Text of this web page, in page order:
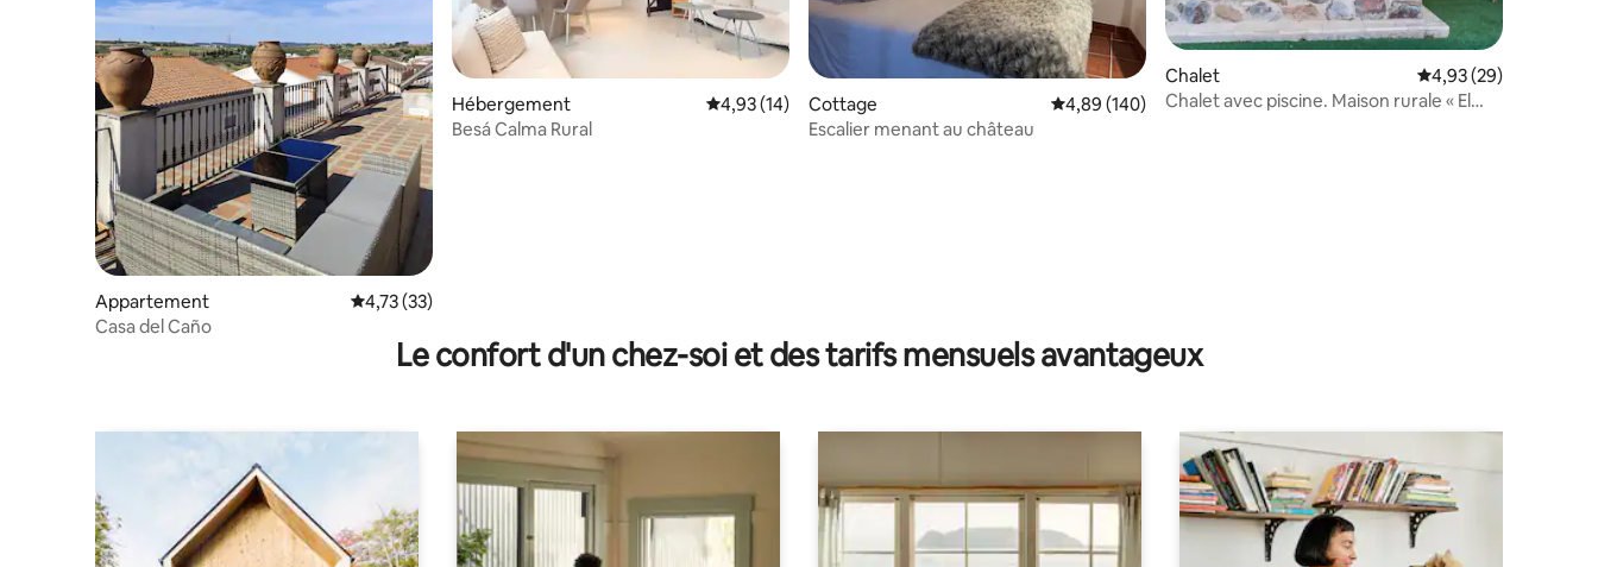
Appartement Évaluation moyenne sur la base de 33 commentaires : 4,73 sur 5
4,73 (33)
Casa del Caño
Hébergement Évaluation moyenne sur la base de 14 commentaires : 4,93 sur 5
4,93 (14)
Besá Calma Rural
Cottage Évaluation moyenne sur la base de 140 commentaires : 4,89 sur 5
4,89 (140)
Escalier menant au château
Chalet Évaluation moyenne
4,93 (29)
Chalet avec piscine. Maison rurale « El
Le confort d'un chez-soi et des tarifs mensuels avantageux